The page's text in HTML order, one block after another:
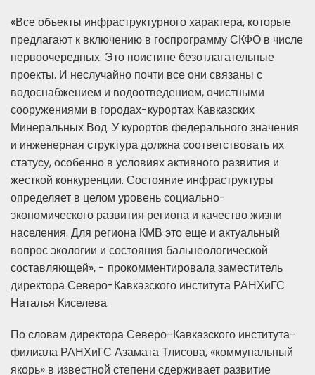
«Все объекты инфраструктурного характера, которые
предлагают к включению в госпрограмму СКФО в числе
первоочередных. Это поистине безотлагательные
проекты. И неслучайно почти все они связаны с
водоснабжением и водоотведением, очистными
сооружениями в городах-курортах Кавказских
Минеральных Вод. У курортов федерального значения
и инженерная структура должна соответствовать их
статусу, особенно в условиях активного развития и
жесткой конкуренции. Состояние инфраструктуры
определяет в целом уровень социально-
экономического развития региона и качество жизни
населения. Для региона КМВ это еще и актуальный
вопрос экологии и состояния бальнеологической
составляющей», - прокомментировала заместитель
директора Северо-Кавказского института РАНХиГС
Наталья Киселева.
По словам директора Северо-Кавказского института-
филиала РАНХиГС Азамата Тлисова, «коммунальный
якорь» в известной степени сдерживает развитие